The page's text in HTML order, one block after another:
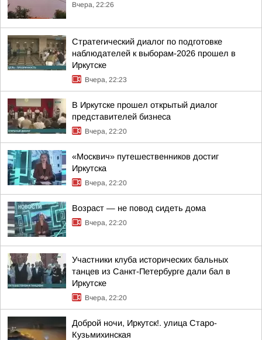
Вчера, 22:26
Стратегический диалог по подготовке
наблюдателей к выборам-2026 прошел в
Иркутске
Вчера, 22:23
В Иркутске прошел открытый диалог
представителей бизнеса
Вчера, 22:20
«Москвич» путешественников достиг
Иркутска
Вчера, 22:20
Возраст — не повод сидеть дома
Вчера, 22:20
Участники клуба исторических бальных
танцев из Санкт-Петербурге дали бал в
Иркутске
Вчера, 22:20
Доброй ночи, Иркутск!. улица Старо-
Кузьмихинская